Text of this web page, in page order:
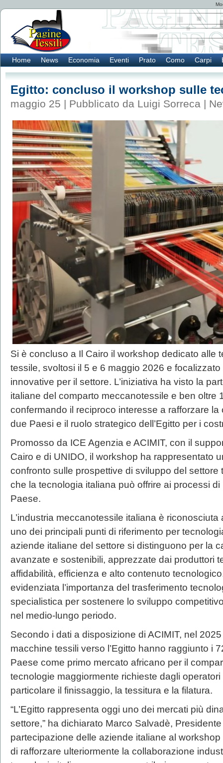
Home News Economia Eventi Prato Como Carpi
Egitto: concluso il workshop sulle
maggio 25 | Pubblicato da Luigi Sorreca |
Si è concluso a Il Cairo il workshop dedicato alle
tessile, svoltosi il 5 e 6 maggio 2026 e
innovative per il settore. L’iniziativa ha visto la
italiane del comparto meccanotessile e ben oltre
confermando il reciproco interesse a rafforzare
due Paesi e il ruolo strategico dell’Egitto per i
Promosso da ICE Agenzia e ACIMIT, con il
Cairo e di UNIDO, il workshop ha rappresentato
confronto sulle prospettive di sviluppo del
che la tecnologia italiana può offrire ai processi
Paese.
L’industria meccanotessile italiana è
uno dei principali punti di riferimento per
aziende italiane del settore si distinguono per la
avanzate e sostenibili, apprezzate dai produttori
affidabilità, efficienza e alto contenuto
evidenziata l’importanza del trasferimento
specialistica per sostenere lo sviluppo
nel medio-lungo periodo.
Secondo i dati a disposizione di ACIMIT, nel
macchine tessili verso l’Egitto hanno raggiunto i
Paese come primo mercato africano per il
tecnologie maggiormente richieste dagli
particolare il finissaggio, la tessitura e la filatura.
“L’Egitto rappresenta oggi uno dei mercati più
settore,” ha dichiarato Marco Salvadè, Presidente
partecipazione delle aziende italiane al
di rafforzare ulteriormente la collaborazione